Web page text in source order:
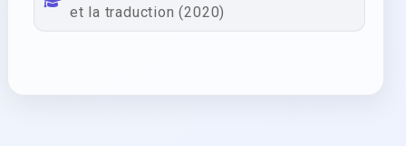
et la traduction (2020)